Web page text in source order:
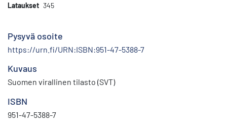
Lataukset 345
Pysyvä osoite
https://urn.fi/URN:ISBN:951-47-5388-7
Kuvaus
Suomen virallinen tilasto (SVT)
ISBN
951-47-5388-7